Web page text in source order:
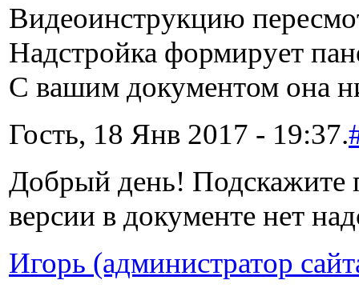
Видеоинструкцию
Надстройка формирует
C вашим документом она
Гость, 18 Янв 2017 - 19:37.
Добрый день! Подскажите
версии в документе нет
Игорь (администратор